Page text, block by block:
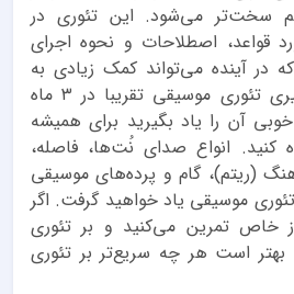
سخت‌تر می‌شود. این تئوری در
قواعد، اصطلاحات و نحوه اجرای
آینده می‌تواند کمک‌ زیادی به
شما داشته باشد. یادگیری تئوری موسیقی تقریبا در ۳ ماه
آن را یاد بگیرید برای همیشه
کنید. انواع صدای نُت‌ها، فاصله،
(ریتم)، گام و پرده‌های موسیقی
موسیقی یاد خواهید گرفت. اگر
تمرین می‌کنید و بر تئوری
است هر چه سریع‌تر بر تئوری